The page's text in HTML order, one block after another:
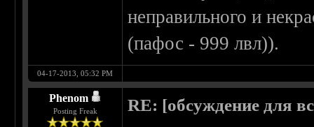
неправильного и
(пафос - 999 лвл)).
04-17-2013, 05:32 PM
Phenom
Posting Freak
RE: [обсуждение для